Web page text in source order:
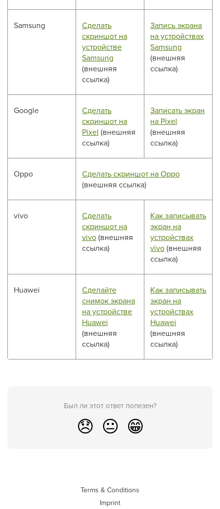
Samsung
Сделать
скриншот на
устройстве
Samsung
(внешняя
ссылка)
Запись экрана
на устройствах
Samsung
(внешняя
ссылка)
Google
Сделать
скриншот на
Pixel (внешняя
ссылка)
Записать экран
на Pixel
(внешняя
ссылка)
Oppo
Сделать скриншот на Oppo
(внешняя ссылка)
vivo
Сделать
скриншот на
vivo(внешняя
ссылка)
Как записывать
экран на
устройствах
vivo(внешняя
ссылка)
Huawei
Сделайте
снимок экрана
на устройстве
Huawei
(внешняя
ссылка)
Как записывать
экран на
устройствах
Huawei
(внешняя
ссылка)
Был ли этот ответ полезен?
😞 😐 😁
Terms & Conditions
Imprint